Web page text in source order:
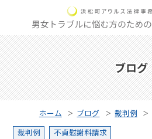
ブログ
ホーム ブログ 裁判例
裁判例
不貞慰謝料請求